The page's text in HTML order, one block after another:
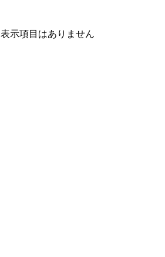
表示項目はありません